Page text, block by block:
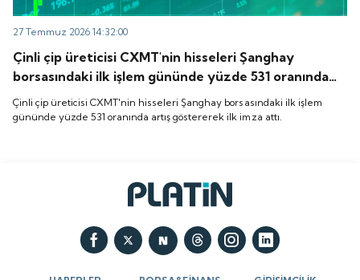
27 Temmuz 2026 14:32:00
Çinli çip üreticisi CXMT'nin hisseleri Şanghay
borsasındaki ilk işlem gününde yüzde 531 oranında
artış göstererek ilk imza attı.
Çinli çip üreticisi CXMT'nin hisseleri Şanghay borsasındaki ilk işlem
gününde yüzde 531 oranında artış göstererek ilk imza attı.